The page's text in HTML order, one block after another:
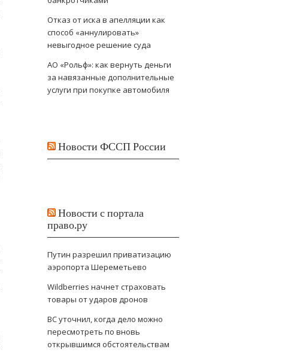
Отказ от иска в апелляции как
способ «аннулировать»
невыгодное решение суда
АО «Рольф»: как вернуть деньги
за навязанные дополнительные
услуги при покупке автомобиля
Новости ФССП России
Новости с портала
право.ру
Путин разрешил приватизацию
аэропорта Шереметьево
Wildberries начнет страховать
товары от ударов дронов
ВС уточнил, когда дело можно
пересмотреть по вновь
открывшимся обстоятельствам